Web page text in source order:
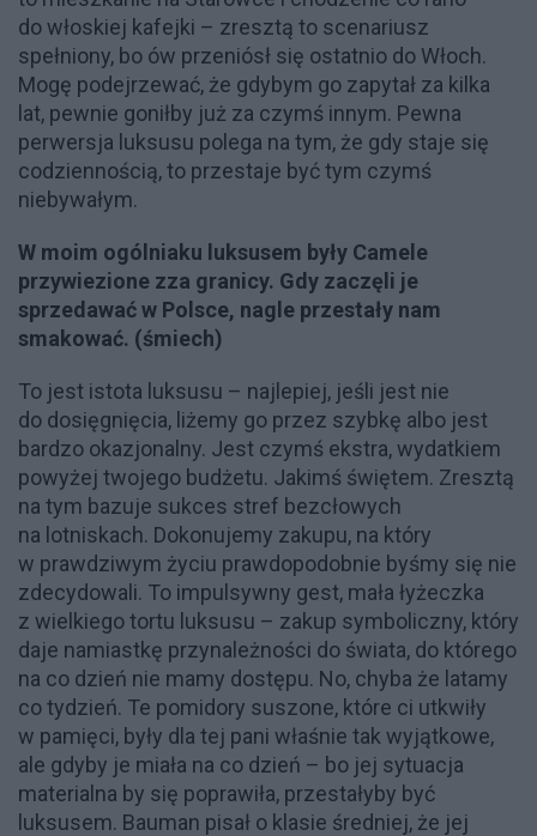
do włoskiej kafejki – zresztą to scenariusz
spełniony, bo ów przeniósł się ostatnio do Włoch.
Mogę podejrzewać, że gdybym go zapytał za kilka
lat, pewnie goniłby już za czymś innym. Pewna
perwersja luksusu polega na tym, że gdy staje się
codziennością, to przestaje być tym czymś
niebywałym.
W moim ogólniaku luksusem były Camele
przywiezione zza granicy. Gdy zaczęli je
sprzedawać w Polsce, nagle przestały nam
smakować. (śmiech)
To jest istota luksusu – najlepiej, jeśli jest nie
do dosięgnięcia, liżemy go przez szybkę albo jest
bardzo okazjonalny. Jest czymś ekstra, wydatkiem
powyżej twojego budżetu. Jakimś świętem. Zresztą
na tym bazuje sukces stref bezcłowych
na lotniskach. Dokonujemy zakupu, na który
w prawdziwym życiu prawdopodobnie byśmy się nie
zdecydowali. To impulsywny gest, mała łyżeczka
z wielkiego tortu luksusu – zakup symboliczny, który
daje namiastkę przynależności do świata, do którego
na co dzień nie mamy dostępu. No, chyba że latamy
co tydzień. Te pomidory suszone, które ci utkwiły
w pamięci, były dla tej pani właśnie tak wyjątkowe,
ale gdyby je miała na co dzień – bo jej sytuacja
materialna by się poprawiła, przestałyby być
luksusem. Bauman pisał o klasie średniej, że jej